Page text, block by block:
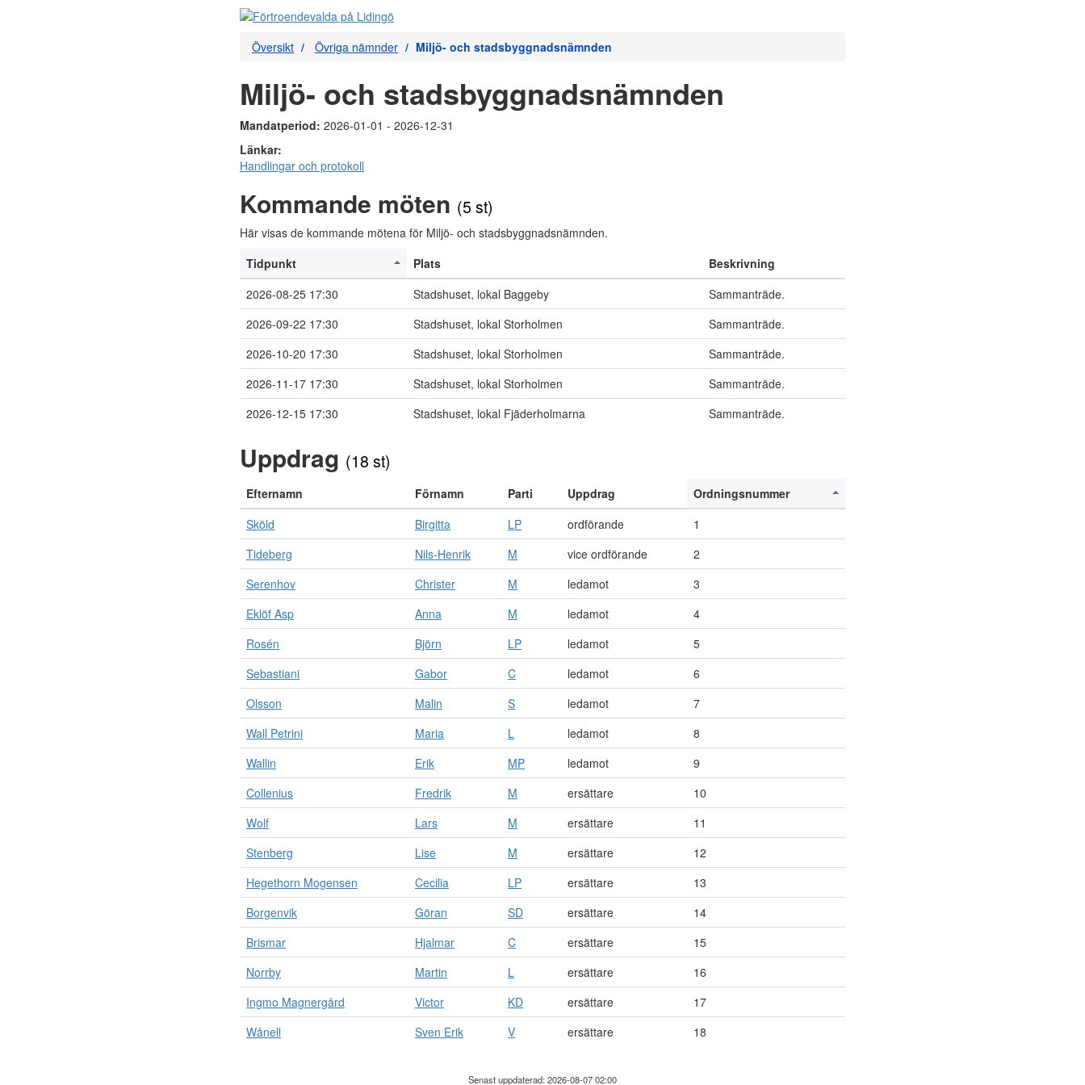
Översikt Övriga nämnder Miljö- och stadsbyggnadsnämnden
Miljö- och stadsbyggnadsnämnden
Mandatperiod: 2026-01-01 - 2026-12-31
Länkar:
Handlingar och protokoll
Kommande möten (5 st)
Här visas de kommande mötena för Miljö- och stadsbyggnadsnämnden.
Tidpunkt
Plats
Beskrivning
2026-08-25 17:30
Stadshuset, lokal Baggeby
Sammanträde.
2026-09-22 17:30
Stadshuset, lokal Storholmen
Sammanträde.
2026-10-20 17:30
Stadshuset, lokal Storholmen
Sammanträde.
2026-11-17 17:30
Stadshuset, lokal Storholmen
Sammanträde.
2026-12-15 17:30
Stadshuset, lokal Fjäderholmarna Sammanträde.
Uppdrag (18 st)
Efternamn Förnamn Parti Uppdrag
Ordningsnummer
Sköld
Birgitta LP ordförande
1
Tideberg
Nils-Henrik M vice ordförande
2
Serenhov
Christer M ledamot
3
Eklöf Asp
Anna M ledamot
4
Rosén
Björn LP ledamot
5
Sebastiani
Gabor C ledamot
6
Olsson
Malin S ledamot
7
Wall Petrini
Maria L ledamot
8
Wallin
Erik MP ledamot
9
Collenius
Fredrik M ersättare
10
Wolf
Lars M ersättare
11
Stenberg
Lise M ersättare
12
Hegethorn Mogensen
Cecilia LP ersättare
13
Borgenvik
Göran SD ersättare
14
Brismar
Hjalmar C ersättare
15
Norrby
Martin L ersättare
16
Ingmo Magnergård
Victor KD ersättare
17
Wånell
Sven Erik V ersättare 18
Senast uppdaterad: 2026-08-07 02:00